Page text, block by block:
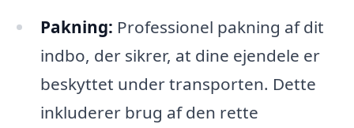
Pakning: Professionel pakning af dit
indbo, der sikrer, at dine ejendele er
beskyttet under transporten. Dette
inkluderer brug af den rette